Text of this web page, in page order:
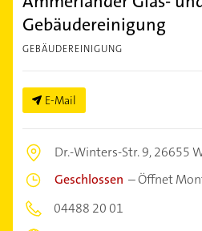
Gebäudereinigung
GEBÄUDEREINIGUNG
E-Mail
Dr.-Winters-Str. 9,26655
Geschlossen –Öffnet
04488 20 01